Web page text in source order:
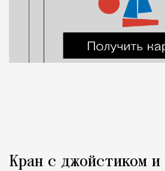
Кран с джойстиком и